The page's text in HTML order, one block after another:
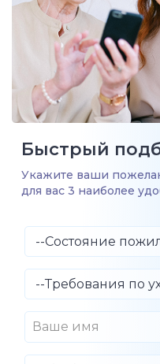
Быстрый
Укажите ваши
для вас 3 наиболее